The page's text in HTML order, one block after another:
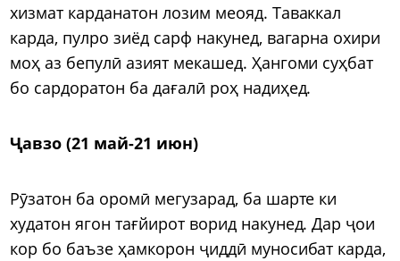
хизмат карданатон лозим меояд. Таваккал
карда, пулро зиёд сарф накунед, вагарна охири
моҳ аз бепулӣ азият мекашед. Ҳангоми суҳбат
бо сардоратон ба дағалӣ роҳ надиҳед.
Ҷавзо (21 май-21 июн)
Рӯзатон ба оромӣ мегузарад, ба шарте ки
худатон ягон тағйирот ворид накунед. Дар ҷои
кор бо баъзе ҳамкорон ҷиддӣ муносибат карда,